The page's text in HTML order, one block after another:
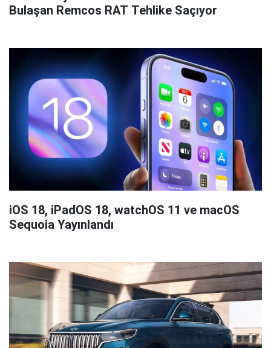
Bulaşan Remcos RAT Tehlike Saçıyor
iOS 18, iPadOS 18, watchOS 11 ve macOS
Sequoia Yayınlandı